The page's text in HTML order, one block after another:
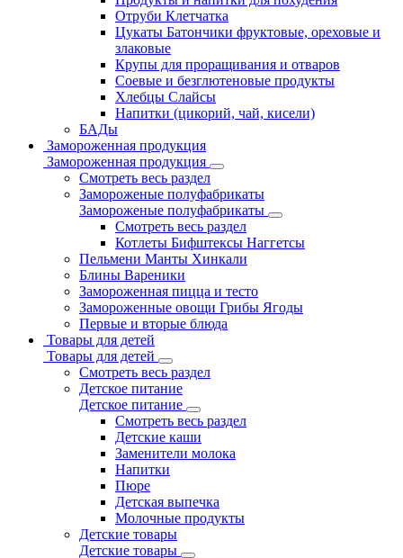
Отруби Клетчатка
Цукаты Батончики фруктовые, ореховые и
злаковые
Крупы для проращивания и отваров
Соевые и безглютеновые продукты
Хлебцы Слайсы
Напитки (цикорий, чай, кисели)
БАДы
Замороженная продукция
Замороженная продукция
Смотреть весь раздел
Замороженые полуфабрикаты
Замороженые полуфабрикаты
Смотреть весь раздел
Котлеты Бифштексы Наггетсы
Пельмени Манты Хинкали
Блины Вареники
Замороженная пицца и тесто
Замороженные овощи Грибы Ягоды
Первые и вторые блюда
Товары для детей
Товары для детей
Смотреть весь раздел
Детское питание
Детское питание
Смотреть весь раздел
Детские каши
Заменители молока
Напитки
Пюре
Детская выпечка
Молочные продукты
Детские товары
Детские товары